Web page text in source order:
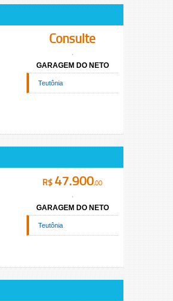
Consulte
GARAGEM DO NETO
Teutônia
R$47.900,00
GARAGEM DO NETO
Teutônia